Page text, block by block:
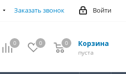
Войти
Заказать звонок
0 0 Корзина
0
пуста
0